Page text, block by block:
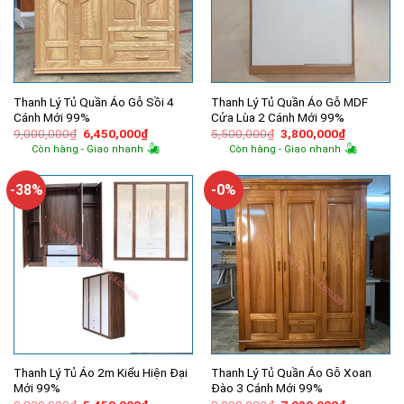
Thanh Lý Tủ Quần Áo Gỗ Sồi 4
Cánh Mới 99%
9,000,000₫ Giá
gốc
là:
6,450,000₫Giá
hiện
tại
6,450,000₫.
Còn hàng - Giao nhanh
Thanh Lý Tủ Quần Áo Gỗ MDF
Cửa Lùa 2 Cánh Mới 99%
5,500,000₫ Giá
gốc
là:
3,800,000₫Giá
hiện
tại
Còn hàng - Giao nhanh
-38%
Thanh Lý Tủ Áo 2m Kiểu Hiện Đại
Mới 99%
-0%
Thanh Lý Tủ Quần Áo Gỗ Xoan
Đào 3 Cánh Mới 99%